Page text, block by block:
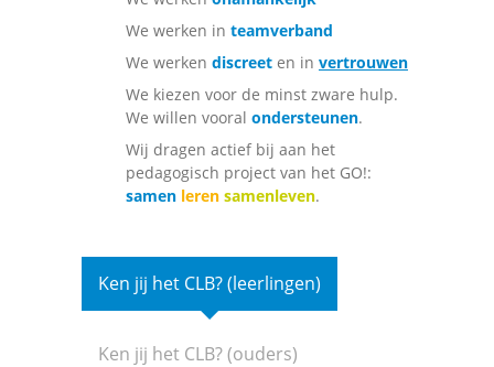
We werken in teamverband
We werken discreet en in vertrouwen
We kiezen voor de minst zware hulp.
We willen vooral ondersteunen.
Wij dragen actief bij aan het
pedagogisch project van het GO!:
samen leren samenleven.
Ken jij het CLB? (leerlingen)
Ken jij het CLB? (ouders)